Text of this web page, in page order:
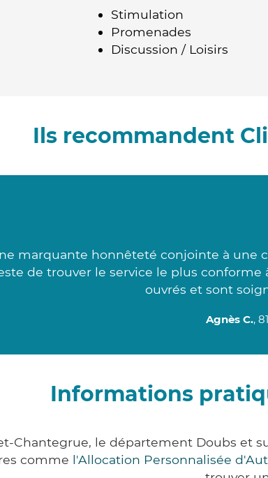
Stimulation
Promenades
Discussion / Loisirs
Ils recommandent
marquante honnêteté conjointe à une
de trouver le service le plus conforme
ouvrés et sont
Agnès C.,
Informations
Chantegrue, le département Doubs et
comme l'Allocation Personnalisée